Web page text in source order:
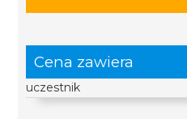
Cena zawiera
uczestnik